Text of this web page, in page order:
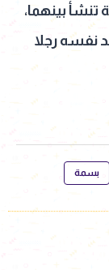
بينهما،
نفسه رجلا
بسمة